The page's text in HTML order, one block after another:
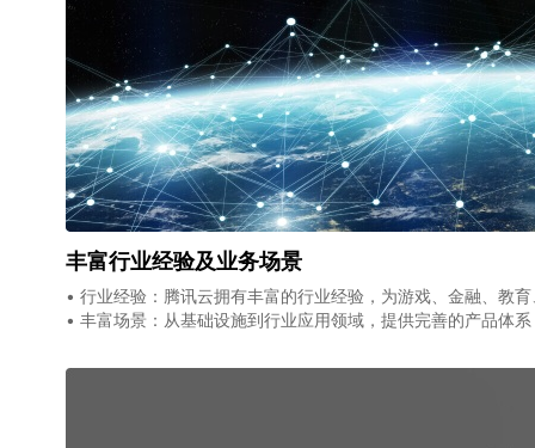
丰富行业经验及业务场景
• 行业经验：腾讯云拥有丰富的行业经验，为游戏、金融、教
• 丰富场景：从基础设施到行业应用领域，提供完善的产品体